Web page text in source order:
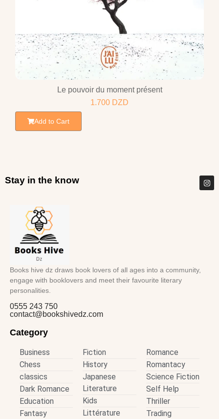
Le pouvoir du moment présent
1.700 DZD
Add to Cart
Stay in the know
Books hive dz draws book lovers of all ages into a community,
engage with booklovers and meet their favourite literary
personalities.
0555 243 750
contact@bookshivedz.com
Category
Business
Chess
classics
Dark Romance
Education
Fantasy
Fiction
History
Japanese
Literature
Kids
Littérature
Romance
Romantacy
Science Fiction
Self Help
Thriller
Trading